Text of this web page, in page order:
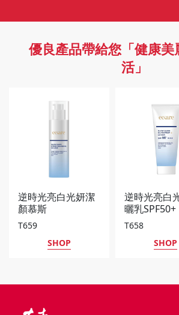
優良產品帶給您「健康美
活」
逆時光亮白光妍潔
顏慕斯
T659
SHOP
逆時光亮白
曬乳SPF50+
★★★
T658
SHOP